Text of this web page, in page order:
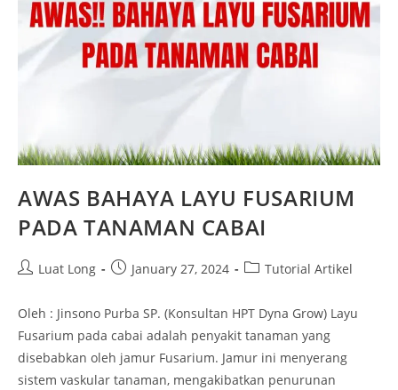
AWAS BAHAYA LAYU FUSARIUM
PADA TANAMAN CABAI
Luat Long January 27, 2024 Tutorial Artikel
Oleh : Jinsono Purba SP. (Konsultan HPT Dyna Grow) Layu
Fusarium pada cabai adalah penyakit tanaman yang
disebabkan oleh jamur Fusarium. Jamur ini menyerang
sistem vaskular tanaman, mengakibatkan penurunan